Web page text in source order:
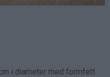
i diameter med formfett